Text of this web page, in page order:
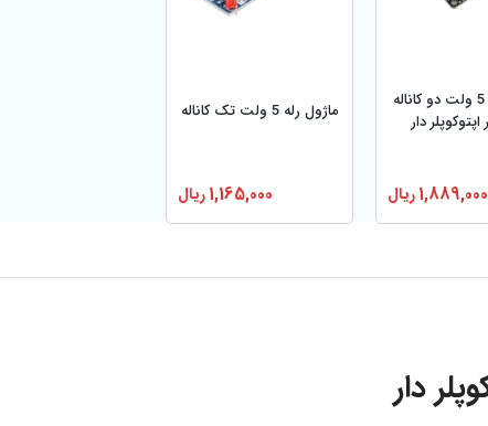
ماژول رله 5 ولت دو کاناله
1,889,000ریال
ماژول رله 5 ولت تک کاناله
1,165,000ریال